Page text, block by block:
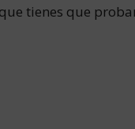
tienes que